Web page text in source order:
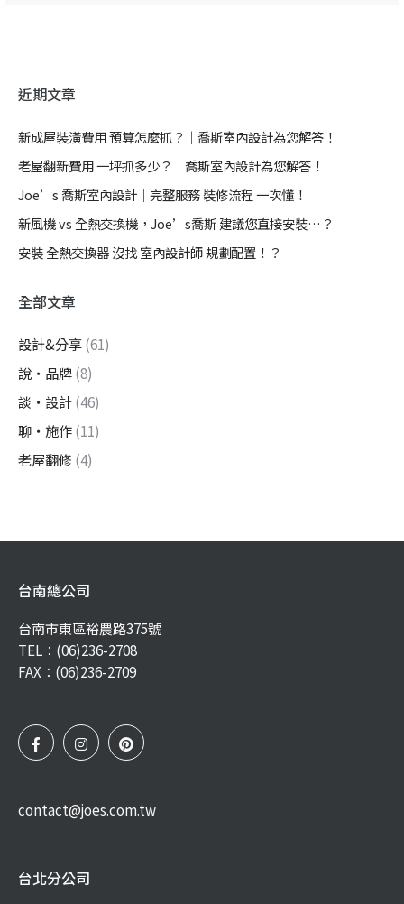
近期文章
新成屋裝潢費用 預算怎麼抓？｜喬斯室內設計為您解答！
老屋翻新費用 一坪抓多少？｜喬斯室內設計為您解答！
Joe’s 喬斯室內設計｜完整服務 裝修流程 一次懂！
新風機 vs 全熱交換機，Joe’s喬斯 建議您直接安裝…？
安裝 全熱交換器 沒找 室內設計師 規劃配置！？
全部文章
設計&分享(61)
說・品牌(8)
談・設計(46)
聊・施作(11)
老屋翻修 (4)
台南總公司
台南市東區裕農路375號
TEL： (06)236-2708
FAX：(06)236-2709
contact@joes.com.tw
台北分公司